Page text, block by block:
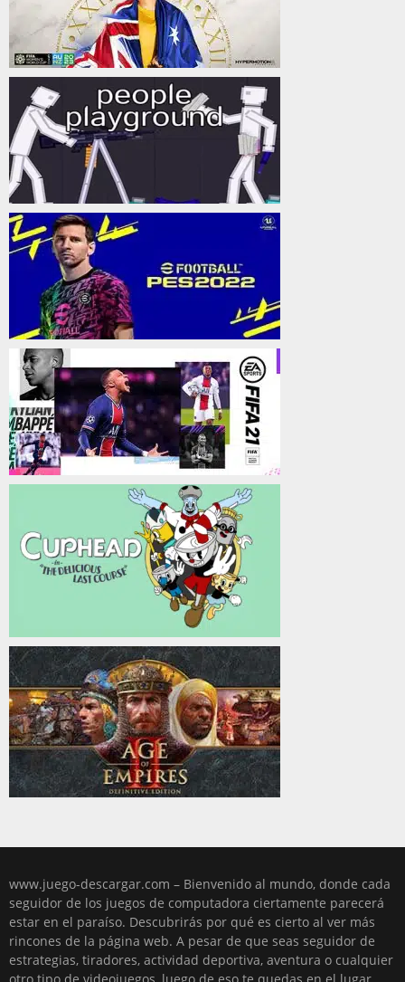
www.juego-descargar.com – Bienvenido al mundo, donde cada
seguidor de los juegos de computadora ciertamente parecerá
estar en el paraíso. Descubrirás por qué es cierto al ver más
rincones de la página web. A pesar de que seas seguidor de
estrategias, tiradores, actividad deportiva, aventura o cualquier